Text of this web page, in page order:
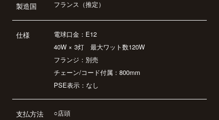
製造国
フランス（推定）
仕様
電球口金：E12
40W × 3灯 最大ワット数120W
フランジ：別売
チェーン/コード付属：800mm
PSE表示：なし
支払方法
○店頭